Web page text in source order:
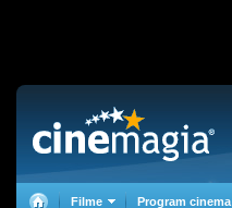
Filme Program cinema